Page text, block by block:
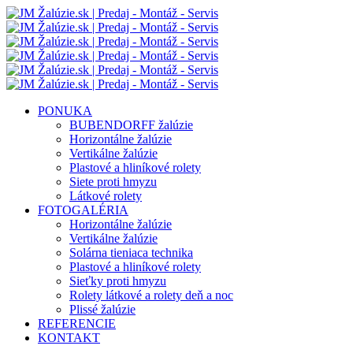
Skip
to
main
content
Menu
PONUKA
BUBENDORFF žalúzie
Horizontálne žalúzie
Vertikálne žalúzie
Plastové a hliníkové rolety
Siete proti hmyzu
Látkové rolety
FOTOGALÉRIA
Horizontálne žalúzie
Vertikálne žalúzie
Solárna tieniaca technika
Plastové a hliníkové rolety
Sieťky proti hmyzu
Rolety látkové a rolety deň a noc
Plissé žalúzie
REFERENCIE
KONTAKT